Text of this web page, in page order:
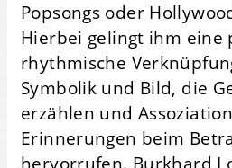
Popsongs oder
Hierbei gelingt ihm eine
rhythmische
Symbolik und Bild, die
erzählen und
Erinnerungen beim
hervorrufen. Burkhard